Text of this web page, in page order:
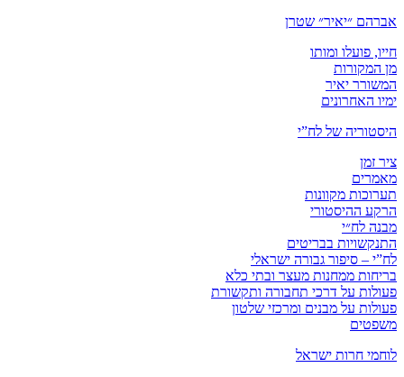
אברהם ״יאיר״ שטרן
חייו, פועלו ומותו
מן המקורות
המשורר יאיר
ימיו האחרונים
היסטוריה של לח”י
ציר זמן
מאמרים
תערוכות מקוונות
הרקע ההיסטורי
מבנה לח״י
התנקשויות בבריטים
לח”י – סיפור גבורה ישראלי
בריחות ממחנות מעצר ובתי כלא
פעולות על דרכי תחבורה ותקשורת
פעולות על מבנים ומרכזי שלטון
משפטים
לוחמי חרות ישראל